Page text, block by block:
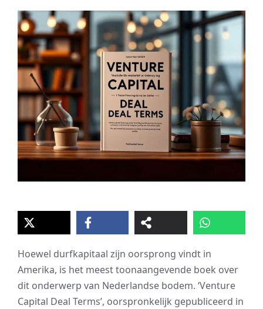
Hoewel durfkapitaal zijn oorsprong vindt in
Amerika, is het meest toonaangevende boek over
dit onderwerp van Nederlandse bodem. ‘Venture
Capital Deal Terms’, oorspronkelijk gepubliceerd in